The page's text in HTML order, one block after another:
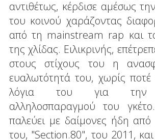
αντιθέτως, κέρδισε αμέσως
του κοινού χαράζοντας
από τη mainstream rap και
της χλίδας. Ειλικρινής,
στους στίχους του η
ευαλωτότητά του, χωρίς
λόγια του για την
αλληλοσπαραγμού του
παλεύει με δαίμονες ήδη από
του, "Section.80", του 2011,